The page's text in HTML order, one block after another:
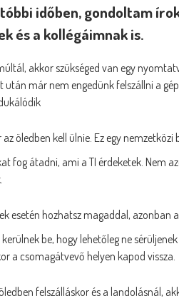
időben, gondoltam
és a kollégáimnak is.
akkor szükséged van egy
már nem engedünk felszállni a
öledben kell ülnie. Ez egy
fog átadni, ami a TI érdeketek. Nem
esetén hozhatsz magaddal, azonban
be, hogy lehetőleg ne
a csomagátvevő helyen kapod vissza.
felszálláskor és a landolásnál,